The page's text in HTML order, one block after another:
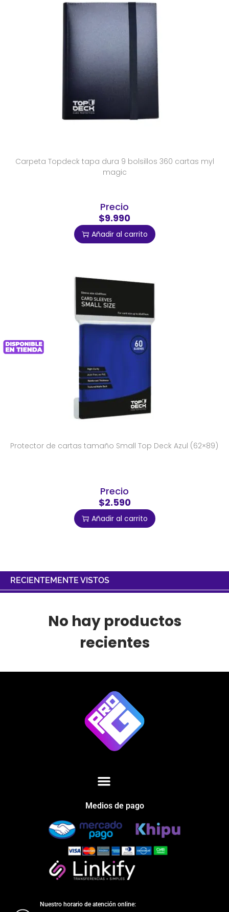
Carpeta Topdeck tapa dura 9 bolsillos 360 cartas myl
magic
Precio
$9.990
Añadir al carrito
Protector de cartas tamaño Small Top Deck Azul (62×89)
Precio
$2.590
Añadir al carrito
RECIENTEMENTE VISTOS
No hay productos
recientes
Medios de pago
Nuestro horario de atención online: